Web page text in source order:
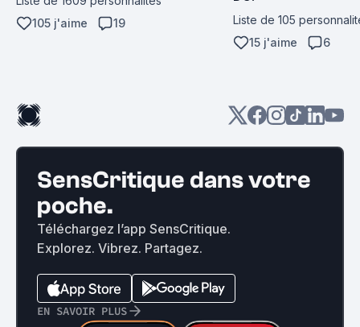
105 j'aime
19
Liste de 105
15 j'aime
6
SensCritique dans votre
poche.
Téléchargez l’app SensCritique.
Explorez. Vibrez. Partagez.
EN SAVOIR PLUS